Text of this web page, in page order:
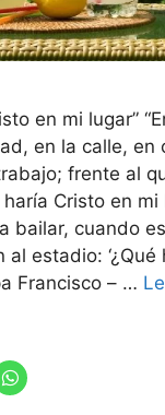
en mi lugar”
en la calle, en
frente al
Cristo en mi
bailar, cuando
estadio: ‘¿Qué
Francisco – …